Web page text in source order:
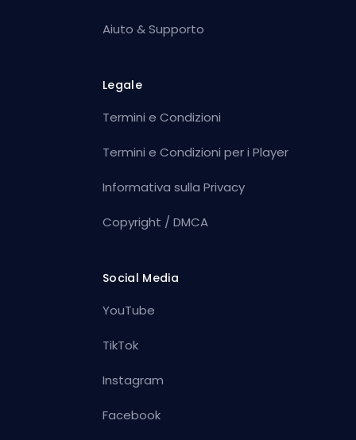
Aiuto & Supporto
Legale
Termini e Condizioni
Termini e Condizioni per i Player
Informativa sulla Privacy
Copyright / DMCA
Social Media
YouTube
TikTok
Instagram
Facebook